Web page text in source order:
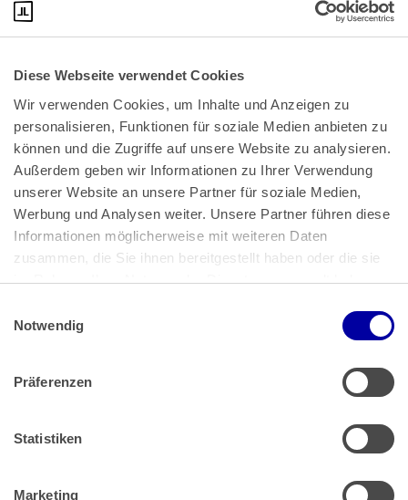
Diese Webseite verwendet Cookies
Wir verwenden Cookies, um Inhalte und Anzeigen zu
personalisieren, Funktionen für soziale Medien anbieten zu
können und die Zugriffe auf unsere Website zu analysieren.
Außerdem geben wir Informationen zu Ihrer Verwendung
unserer Website an unsere Partner für soziale Medien,
Werbung und Analysen weiter. Unsere Partner führen diese
Informationen möglicherweise mit weiteren Daten
zusammen, die Sie ihnen bereitgestellt haben oder die sie
im Rahmen Ihrer Nutzung der Dienste gesammelt haben.
Impressum
Notwendig
Präferenzen
Statistiken
Marketing
Bundeskanzlerplatz 2
53113 Bonn
Pressemitteilungen|AGB
Impressum|Datenschutz
Muster Widerrufsformular (PDF)